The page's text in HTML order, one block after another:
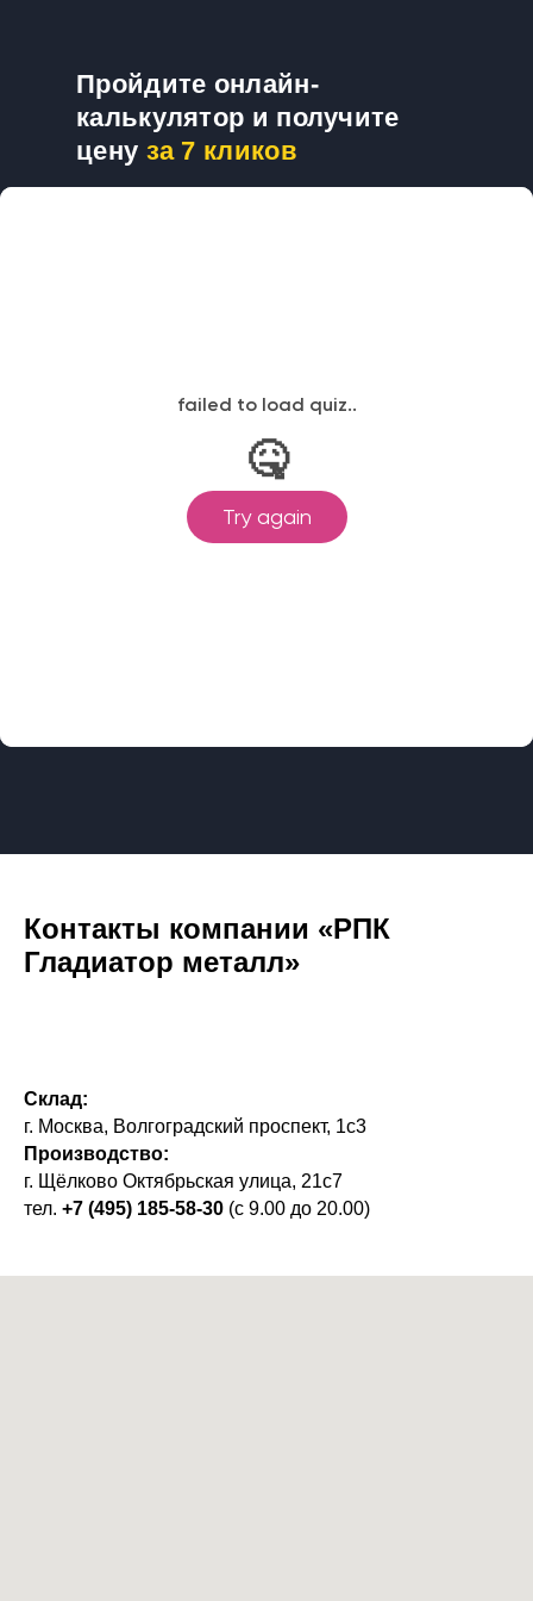
Пройдите онлайн-
калькулятор и получите
цену за 7 кликов
Контакты компании «РПК
Гладиатор металл»
Склад:
г. Москва, Волгоградский проспект, 1с3
Производство:
г. Щёлково Октябрьская улица, 21с7
тел. +7 (495) 185-58-30 (с 9.00 до 20.00)